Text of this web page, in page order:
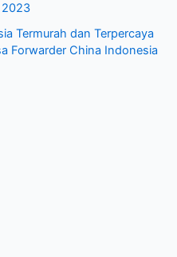
2023
Termurah dan Terpercaya
Forwarder China Indonesia